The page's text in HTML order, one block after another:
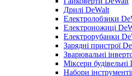
Дрилі DeWalt
Електролобзики
Електроножиці
Електрорубанки
Зарядні пристрої
Зварювальні
Міксери будівельні
Набори